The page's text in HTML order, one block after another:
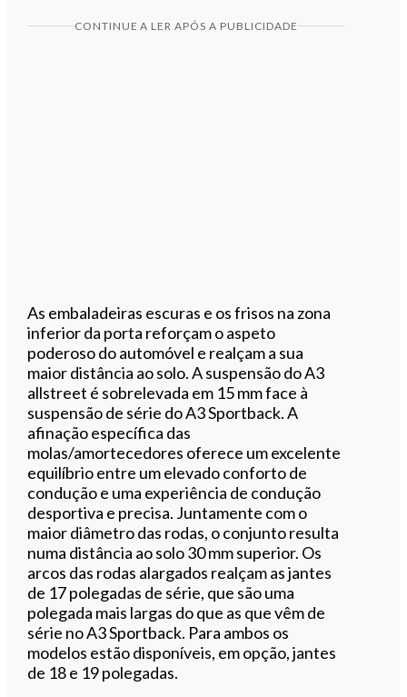
CONTINUE A LER APÓS A PUBLICIDADE
As embaladeiras escuras e os frisos na zona
inferior da porta reforçam o aspeto
poderoso do automóvel e realçam a sua
maior distância ao solo. A suspensão do A3
allstreet é sobrelevada em 15 mm face à
suspensão de série do A3 Sportback. A
afinação específica das
molas/amortecedores oferece um excelente
equilíbrio entre um elevado conforto de
condução e uma experiência de condução
desportiva e precisa. Juntamente com o
maior diâmetro das rodas, o conjunto resulta
numa distância ao solo 30 mm superior. Os
arcos das rodas alargados realçam as jantes
de 17 polegadas de série, que são uma
polegada mais largas do que as que vêm de
série no A3 Sportback. Para ambos os
modelos estão disponíveis, em opção, jantes
de 18 e 19 polegadas.